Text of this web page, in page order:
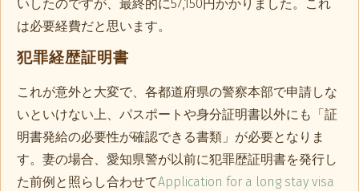
いしたのですが、最終的に57,150円かかりました。これ
は必要経費だと思います。
犯罪経歴証明書
これが意外と大変で、各都道府県の警察本部で申請しな
いといけない上、パスポートや身分証明書以外にも「証
明書発給の必要性が確認できる書類」が必要となりま
す。妻の場合、愛知県警が以前に犯罪歴証明書を発行し
た前例と照らし合わせてApplication for a long stay visa